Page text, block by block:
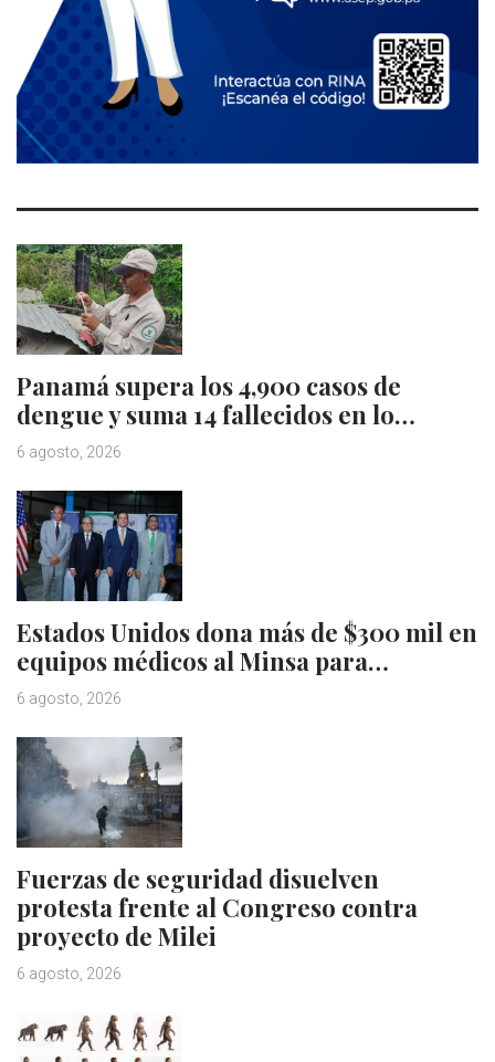
Panamá supera los 4,900 casos de
dengue y suma 14 fallecidos en lo…
6 agosto, 2026
Estados Unidos dona más de $300 mil en
equipos médicos al Minsa para…
6 agosto, 2026
Fuerzas de seguridad disuelven
protesta frente al Congreso contra
proyecto de Milei
6 agosto, 2026